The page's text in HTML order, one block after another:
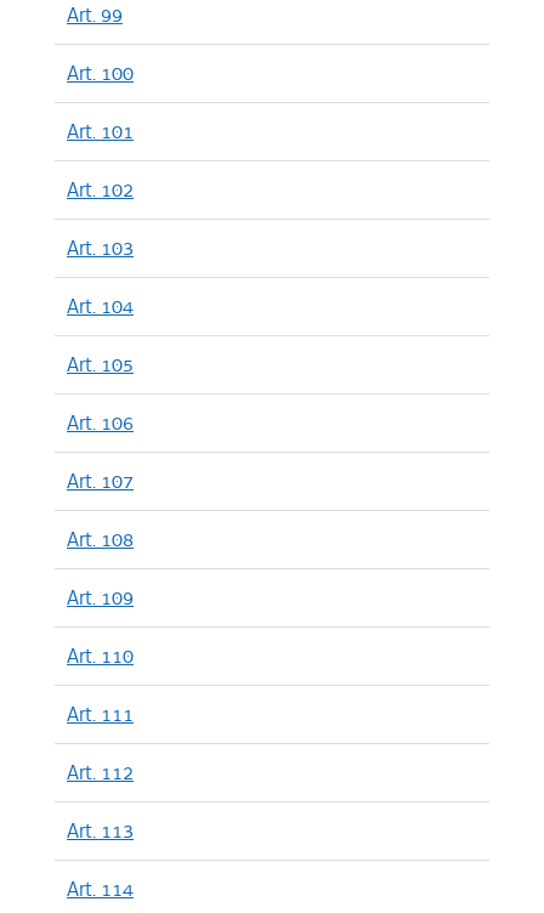
Art. 99
Art. 100
Art. 101
Art. 102
Art. 103
Art. 104
Art. 105
Art. 106
Art. 107
Art. 108
Art. 109
Art. 110
Art. 111
Art. 112
Art. 113
Art. 114